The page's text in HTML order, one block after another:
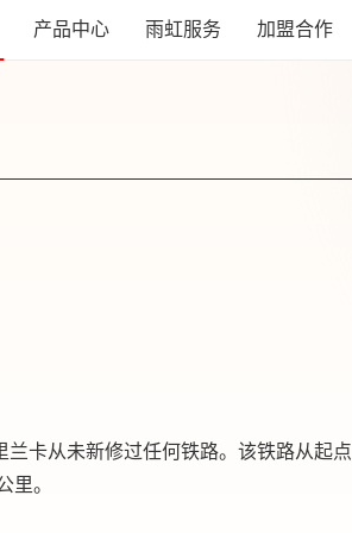
产品中心 雨虹服务 加盟合作
兰卡从未新修过任何铁路。该铁路从起点
里。